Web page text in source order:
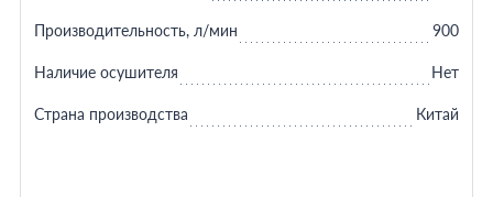
Производительность, л/мин 900
Наличие осушителя Нет
Страна производства Китай